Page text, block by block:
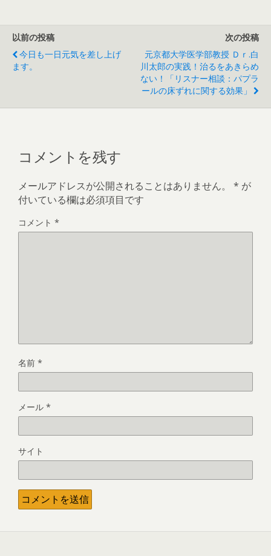
以前の投稿
今日も一日元気を差し上げ
ます。
次の投稿
元京都大学医学部教授 Ｄｒ.白
川太郎の実践！治るをあきらめ
ない！「リスナー相談：パプラ
ールの床ずれに関する効果」
コメントを残す
メールアドレスが公開されることはありません。 * が
付いている欄は必須項目です
コメント *
名前 *
メール *
サイト